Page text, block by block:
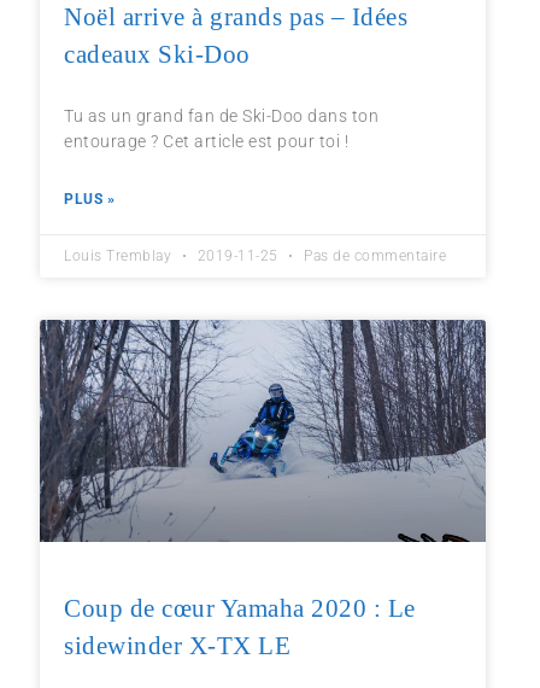
Noël arrive à grands pas – Idées
cadeaux Ski-Doo
Tu as un grand fan de Ski-Doo dans ton
entourage ? Cet article est pour toi !
PLUS »
Louis Tremblay 2019-11-25 Pas de commentaire
Coup de cœur Yamaha 2020 : Le
sidewinder X-TX LE